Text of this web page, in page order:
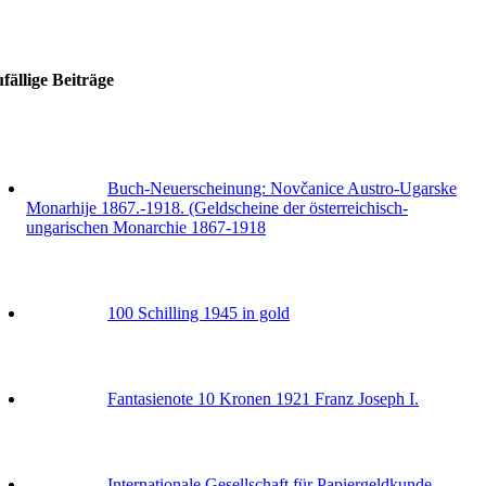
Beiträge
Buch-Neuerscheinung: Novčanice Austro-Ugarske
Monarhije 1867.-1918. (Geldscheine der österreichisch-
ungarischen Monarchie 1867-1918
100 Schilling 1945 in gold
Fantasienote 10 Kronen 1921 Franz Joseph I.